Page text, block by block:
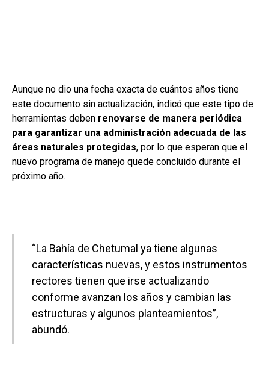
Aunque no dio una fecha exacta de cuántos años tiene
este documento sin actualización, indicó que este tipo de
herramientas deben renovarse de manera periódica
para garantizar una administración adecuada de las
áreas naturales protegidas, por lo que esperan que el
nuevo programa de manejo quede concluido durante el
próximo año.
“La Bahía de Chetumal ya tiene algunas
características nuevas, y estos instrumentos
rectores tienen que irse actualizando
conforme avanzan los años y cambian las
estructuras y algunos planteamientos”,
abundó.